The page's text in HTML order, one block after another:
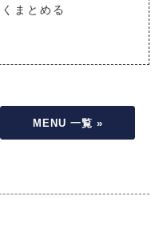
まとめる
MENU 一覧 »